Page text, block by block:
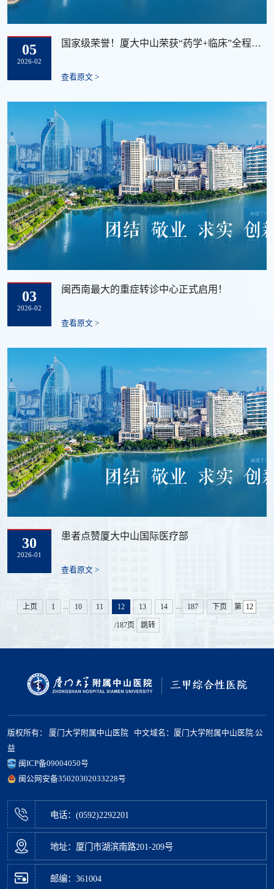
05
2026-02
国家级荣誉！厦大中山荣获“药学+临床”全程管理“共建病房”
查看原文 >
03
2026-02
闽西南最大的重症转诊中心正式启用！
查看原文 >
30
2026-01
患者点赞厦大中山国际医疗部
查看原文 >
上页 1 ... 10 11 12 13 14 ... 187 下页 第
/187页 跳转
版权所有： 厦门大学附属中山医院 中文域名：厦门大学附属中山医院.公
益
闽ICP备09004050号
闽公网安备35020302033228号
电话：(0592)2292201
地址：厦门市湖滨南路201-209号
邮编：361004